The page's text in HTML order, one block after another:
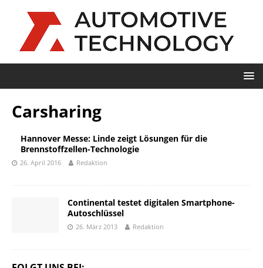
Carsharing
Hannover Messe: Linde zeigt Lösungen für die
Brennstoffzellen-Technologie
26. April 2016 Redaktion
Continental testet digitalen Smartphone-
Autoschlüssel
26. März 2013 Redaktion